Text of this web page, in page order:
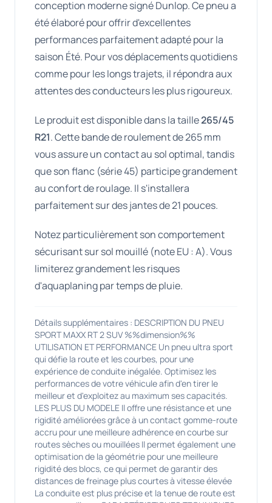
conception moderne signé Dunlop. Ce pneu a
été élaboré pour offrir d'excellentes
performances parfaitement adapté pour la
saison Été. Pour vos déplacements quotidiens
comme pour les longs trajets, il répondra aux
attentes des conducteurs les plus rigoureux.
Le produit est disponible dans la taille265/45
R21. Cette bande de roulement de 265 mm
vous assure un contact au sol optimal, tandis
que son flanc (série 45) participe grandement
au confort de roulage. Il s'installera
parfaitement sur des jantes de 21 pouces.
Notez particulièrement son comportement
sécurisant sur sol mouillé (note EU : A). Vous
limiterez grandement les risques
d'aquaplaning par temps de pluie.
Détails supplémentaires : DESCRIPTION DU PNEU
SPORT MAXX RT 2 SUV %%dimension%%
UTILISATION ET PERFORMANCE Un pneu ultra sport
qui défie la route et les courbes, pour une
expérience de conduite inégalée. Optimisez les
performances de votre véhicule afin d'en tirer le
meilleur et d'exploitez au maximum ses capacités.
LES PLUS DU MODELE Il offre une résistance et une
rigidité améliorées grâce à un contact gomme-route
accru pour une meilleure adhérence en courbe sur
routes sèches ou mouillées Il permet également une
optimisation de la géométrie pour une meilleure
rigidité des blocs, ce qui permet de garantir des
distances de freinage plus courtes à vitesse élevée
La conduite est plus précise et la tenue de route est